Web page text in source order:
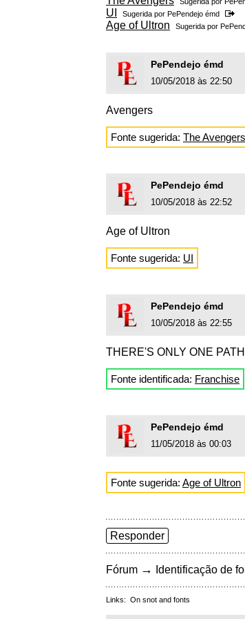
UI Sugerida por PePendejo émd
Age of Ultron Sugerida por
PePendejo émd
10/05/2018 às 22:50
Avengers
Fonte sugerida: The Avengers
PePendejo émd
10/05/2018 às 22:52
Age of Ultron
Fonte sugerida: UI
PePendejo émd
10/05/2018 às 22:55
THERE'S ONLY ONE
Fonte identificada: Franchise
PePendejo émd
11/05/2018 às 00:03
Fonte sugerida: Age of Ultron
Responder
Fórum → Identificação de
Links: On snot and fonts